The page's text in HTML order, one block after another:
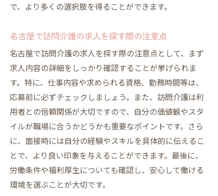
訪問介護の正社員求人を名古屋で探すには
名古屋で訪問介護の正社員求人を探す手順
訪問介護の正社員求人選びのポイント
正社員訪問介護求人の応募に必要な書類
訪問介護の正社員として働く利点と挑戦
訪問介護の正社員に求められる能力
パートで働く訪問介護の求人情報名古屋版
名古屋で訪問介護パート求人を探す方法
訪問介護でパート勤務のメリットとデメリ
ット
パートタイム訪問介護の求人を見つけるコ
で、より多くの選択肢を得ることができます。
名古屋で訪問介護の求人を探す際の注意点
名古屋で訪問介護の求人を探す際の注意点として、まず
求人内容の詳細をしっかり確認することが挙げられま
す。特に、仕事内容や求められる資格、勤務時間等は、
応募前に必ずチェックしましょう。また、訪問介護は利
用者との信頼関係が大切ですので、自分の価値観やスタ
イルが職場に合うかどうかも重要なポイントです。さら
に、面接時には自分の経験やスキルを具体的に伝えるこ
とで、より良い印象を与えることができます。最後に、
労働条件や福利厚生についても確認し、安心して働ける
環境を選ぶことが大切です。